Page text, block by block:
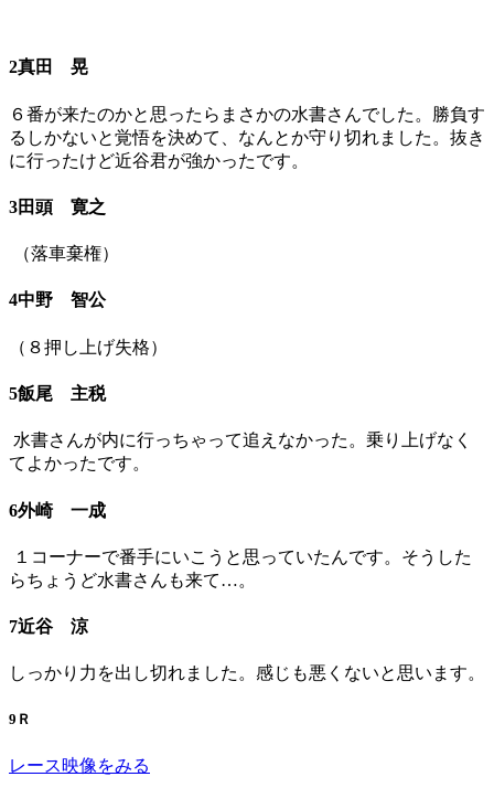
2真田 晃
６番が来たのかと思ったらまさかの水書さんでした。勝負す
るしかないと覚悟を決めて、なんとか守り切れました。抜き
に行ったけど近谷君が強かったです。
3田頭 寛之
（落車棄権）
4中野 智公
（８押し上げ失格）
5飯尾 主税
水書さんが内に行っちゃって追えなかった。乗り上げなく
てよかったです。
6外崎 一成
１コーナーで番手にいこうと思っていたんです。そうした
らちょうど水書さんも来て…。
7近谷 涼
しっかり力を出し切れました。感じも悪くないと思います。
9Ｒ
レース映像をみる